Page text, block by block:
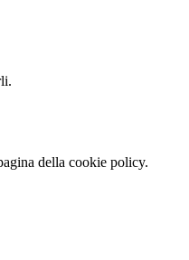
della cookie policy.